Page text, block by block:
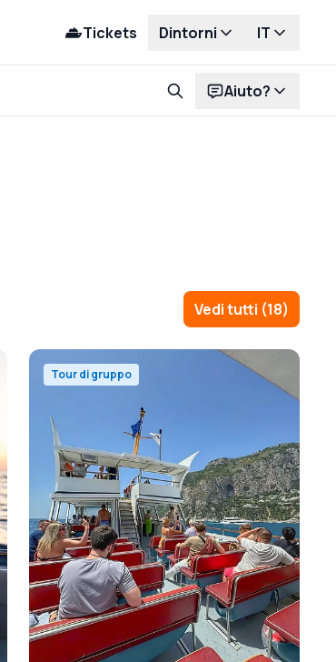
Tickets Dintorni IT
Aiuto?
Vedi tutti (18)
Tour di gruppo